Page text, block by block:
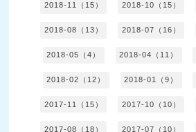
2018-11（15） 2018-10（15）
2018-08（13） 2018-07（16）
2018-05（4） 2018-04（11）
2018-02（12） 2018-01（9）
2017-11（15） 2017-10（10）
2017-08（18） 2017-07（10）